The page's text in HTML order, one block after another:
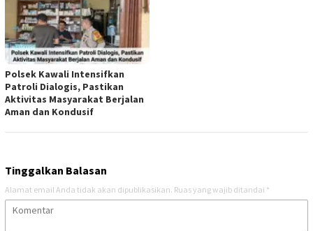
Polsek Kawali Intensifkan
Patroli Dialogis, Pastikan
Aktivitas Masyarakat Berjalan
Aman dan Kondusif
Tinggalkan Balasan
Alamat email Anda tidak akan dipublikasikan. Ruas yang wajib ditandai *